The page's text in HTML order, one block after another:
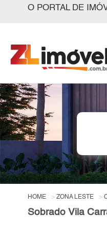
O PORTAL DE
HOME ZONA LESTE
Sobrado Vila